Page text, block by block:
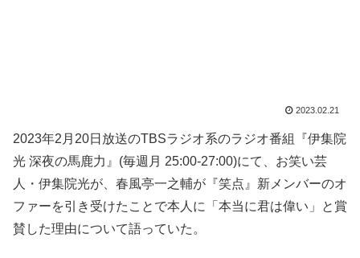
2023.02.21
2023年2月20日放送のTBSラジオ系のラジオ番組『伊集院
光 深夜の馬鹿力』(毎週月 25:00-27:00)にて、お笑い芸
人・伊集院光が、春風亭一之輔が『笑点』新メンバーのオ
ファーを引き受けたことで本人に「本当に君は偉い」と賞
賛した理由について語っていた。